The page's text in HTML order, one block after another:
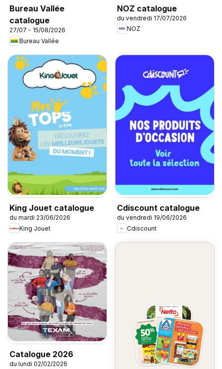
Bureau Vallée
catalogue
27/07 - 15/08/2026
Bureau Vallée
NOZ catalogue
du vendredi 17/07/2026
NOZ
King Jouet catalogue
du mardi 23/06/2026
King Jouet
Cdiscount catalogue
du vendredi 19/06/2026
Cdiscount
Catalogue 2026
du lundi 02/02/2026